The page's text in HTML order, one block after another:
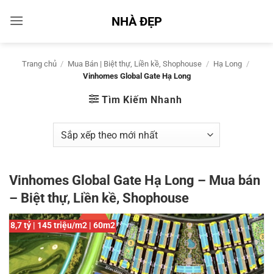
qua
NHÀ ĐẸP
Trang chủ / Mua Bán | Biệt thự, Liền kề, Shophouse / Hạ Long /
Vinhomes Global Gate Hạ Long
Tìm Kiếm Nhanh
Vinhomes Global Gate Hạ Long – Mua bán
– Biệt thự, Liền kề, Shophouse
8,7 tỷ | 145 triệu/m2 | 60m2